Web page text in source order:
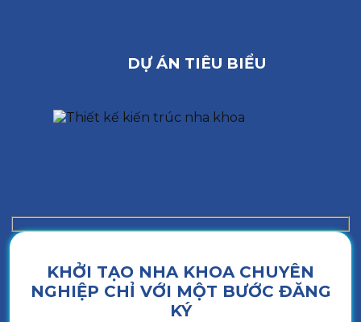
DỰ ÁN TIÊU BIỂU
KHỞI TẠO NHA KHOA CHUYÊN
NGHIỆP CHỈ VỚI MỘT BƯỚC ĐĂNG
KÝ